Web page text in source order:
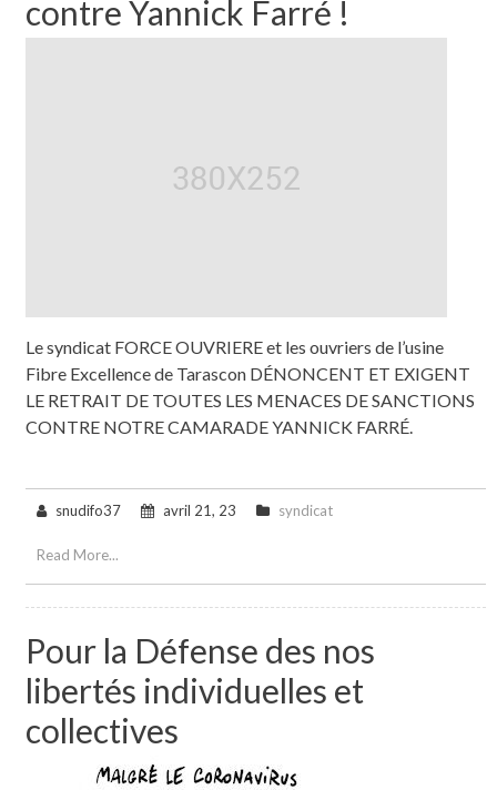
contre Yannick Farré !
Le syndicat FORCE OUVRIERE et les ouvriers de l’usine
Fibre Excellence de Tarascon DÉNONCENT ET EXIGENT
LE RETRAIT DE TOUTES LES MENACES DE SANCTIONS
CONTRE NOTRE CAMARADE YANNICK FARRÉ.
snudifo37 avril 21, 23 syndicat
Read More...
Pour la Défense des nos
libertés individuelles et
collectives